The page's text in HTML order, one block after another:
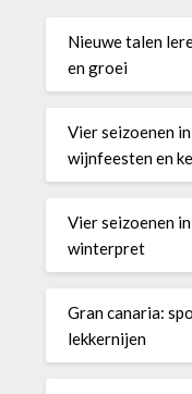
Nieuwe talen
en groei
Vier seizoenen
wijnfeesten en
Vier seizoenen
winterpret
Gran canaria:
lekkernijen